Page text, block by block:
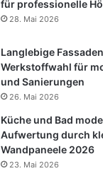
für professionelle
28. Mai 2026
Langlebige
Werkstoffwahl für
und Sanierungen
26. Mai 2026
Küche und Bad
Aufwertung durch
Wandpaneele 2026
23. Mai 2026